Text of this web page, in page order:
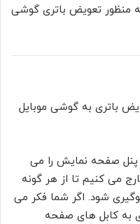
آن، 29 مرحله را به منظور تعویض باتری گوشی
باتری به گوشی موبایل
صفحه نمایش را می
می کنیم تا از هر گونه
شود. اگر شما فکر می
به کابل های صفحه